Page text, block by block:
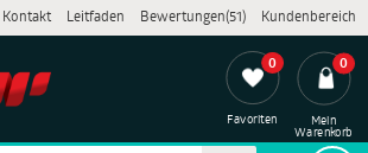
Kontakt Leitfaden Bewertungen(51) Kundenbereich
0
Favoriten
0
Mein
Warenkorb